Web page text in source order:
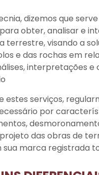
, dizemos que
obter, analisar e
visando a
e das rochas em
interpretações
estes serviços,
por
das obras de
marca registrada